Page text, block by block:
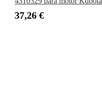
Greens Mower 322
37,26 €